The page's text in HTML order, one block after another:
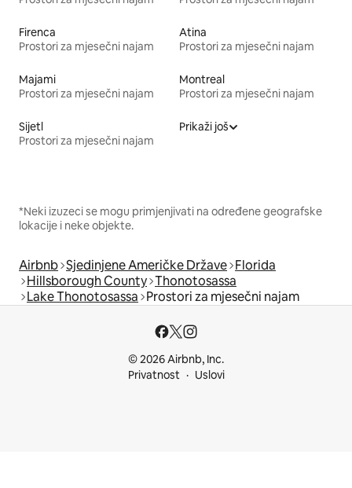
Firenca
Prostori za mjesečni najam
Atina
Prostori za mjesečni najam
Majami
Prostori za mjesečni najam
Montreal
Prostori za mjesečni najam
Sijetl
Prostori za mjesečni najam
Prikaži još
*Neki izuzeci se mogu primjenjivati na određene geografske
lokacije i neke objekte.
Airbnb Sjedinjene Američke Države Florida
Hillsborough County Thonotosassa
Lake Thonotosassa Prostori za mjesečni najam
© 2026 Airbnb, Inc.
Privatnost
Uslovi